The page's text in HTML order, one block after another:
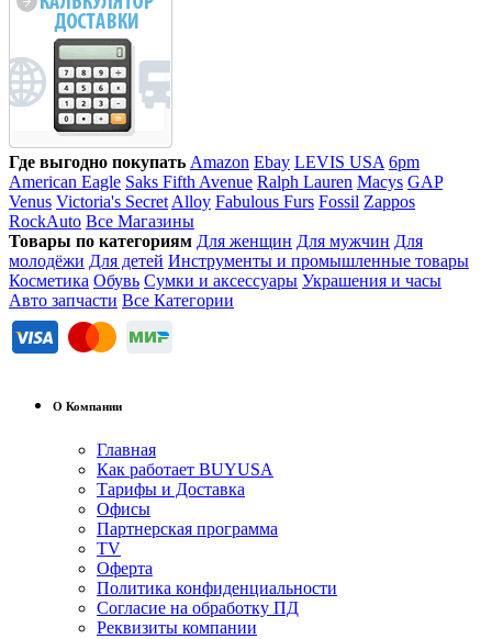
Где выгодно покупать Amazon Ebay LEVIS USA 6pm
American Eagle Saks Fifth Avenue Ralph Lauren Macys GAP
Venus Victoria's Secret Alloy Fabulous Furs Fossil Zappos
RockAuto Все Магазины
Товары по категориям Для женщин Для мужчин Для
молодёжи Для детей Инструменты и промышленные товары
Косметика Обувь Сумки и аксессуары Украшения и часы
Авто запчасти Все Категории
О Компании
Главная
Как работает BUYUSA
Тарифы и Доставка
Офисы
Партнерская программа
TV
Оферта
Политика конфиденциальности
Согласие на обработку ПД
Реквизиты компании